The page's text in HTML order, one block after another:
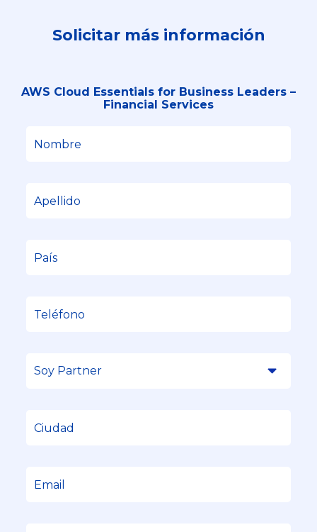
Solicitar más información
AWS Cloud Essentials for Business Leaders –
Financial Services